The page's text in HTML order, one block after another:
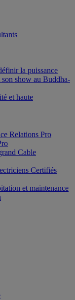
la puissance
show au Buddha-
et haute
Relations Pro
Cable
Certifiés
et maintenance